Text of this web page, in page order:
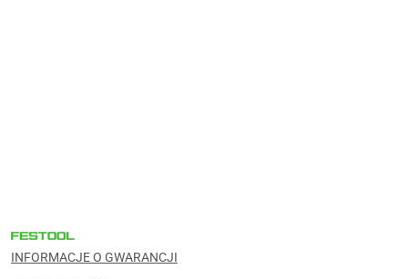
NARZĘDZIA
FESTOOL
DO
WARSZTATU,
INFORMACJE O GWARANCJI